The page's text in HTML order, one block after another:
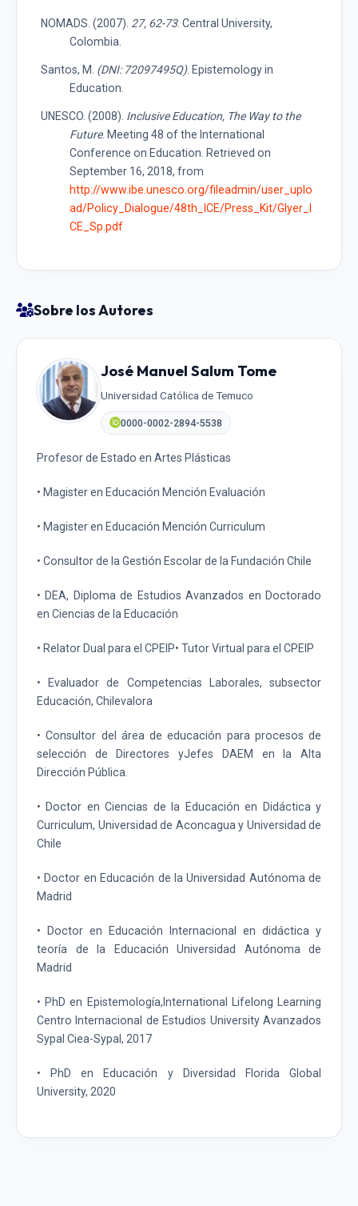
NOMADS. (2007). 27, 62-73. Central University,
Colombia.
Santos, M. (DNI: 72097495Q). Epistemology in
Education.
UNESCO. (2008). Inclusive Education, The Way to the
Future. Meeting 48 of the International
Conference on Education. Retrieved on
September 16, 2018, from
http://www.ibe.unesco.org/fileadmin/user_uplo
ad/Policy_Dialogue/48th_ICE/Press_Kit/Glyer_I
CE_Sp.pdf
Sobre los Autores
José Manuel Salum Tome
Universidad Católica de Temuco
0000-0002-2894-5538
Profesor de Estado en Artes Plásticas
• Magister en Educación Mención Evaluación
• Magister en Educación Mención Curriculum
• Consultor de la Gestión Escolar de la Fundación Chile
• DEA, Diploma de Estudios Avanzados en Doctorado
en Ciencias de la Educación
• Relator Dual para el CPEIP• Tutor Virtual para el CPEIP
• Evaluador de Competencias Laborales, subsector
Educación, Chilevalora
• Consultor del área de educación para procesos de
selección de Directores yJefes DAEM en la Alta
Dirección Pública.
• Doctor en Ciencias de la Educación en Didáctica y
Curriculum, Universidad de Aconcagua y Universidad de
Chile
• Doctor en Educación de la Universidad Autónoma de
Madrid
• Doctor en Educación Internacional en didáctica y
teoría de la Educación Universidad Autónoma de
Madrid
• PhD en Epistemología,International Lifelong Learning
Centro Internacional de Estudios University Avanzados
Sypal Ciea-Sypal, 2017
• PhD en Educación y Diversidad Florida Global
University, 2020